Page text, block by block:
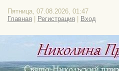
Пятница, 07.08.2026, 01:47
Главная
Регистрация Вход